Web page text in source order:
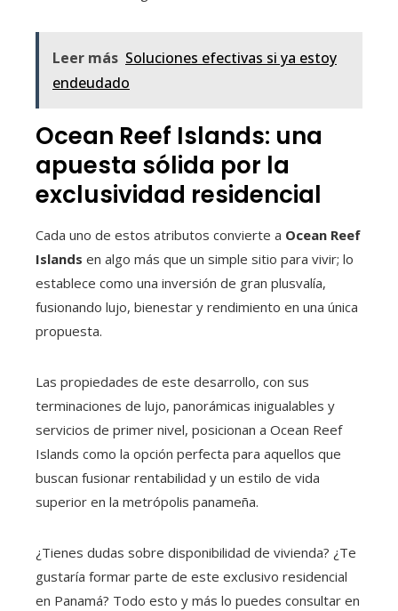
Leer más Soluciones efectivas si ya estoy
endeudado
Ocean Reef Islands: una
apuesta sólida por la
exclusividad residencial
Cada uno de estos atributos convierte a Ocean Reef
Islands en algo más que un simple sitio para vivir; lo
establece como una inversión de gran plusvalía,
fusionando lujo, bienestar y rendimiento en una única
propuesta.
Las propiedades de este desarrollo, con sus
terminaciones de lujo, panorámicas inigualables y
servicios de primer nivel, posicionan a Ocean Reef
Islands como la opción perfecta para aquellos que
buscan fusionar rentabilidad y un estilo de vida
superior en la metrópolis panameña.
¿Tienes dudas sobre disponibilidad de vivienda? ¿Te
gustaría formar parte de este exclusivo residencial
en Panamá? Todo esto y más lo puedes consultar en